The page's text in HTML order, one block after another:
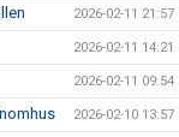
2026-02-11 21:57
2026-02-11 14:21
2026-02-11 09:54
2026-02-10 13:57